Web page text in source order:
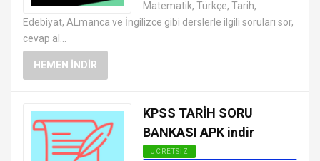
Matematik, Türkçe, Tarih,
Edebiyat, ALmanca ve İngilizce gibi derslerle ilgili soruları sor,
cevap al...
HEMEN İNDIR
KPSS TARİH SORU
BANKASI APK indir
ÜCRETSIZ